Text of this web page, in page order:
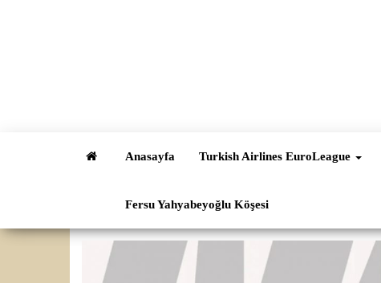
Anasayfa Turkish Airlines EuroLeague
Fersu Yahyabeyoğlu Köşesi